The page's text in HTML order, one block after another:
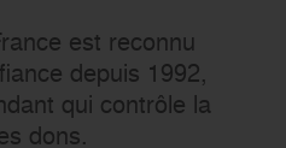
est reconnu
depuis 1992,
qui contrôle la
dons.